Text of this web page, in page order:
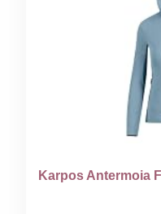
Karpos Antermoia